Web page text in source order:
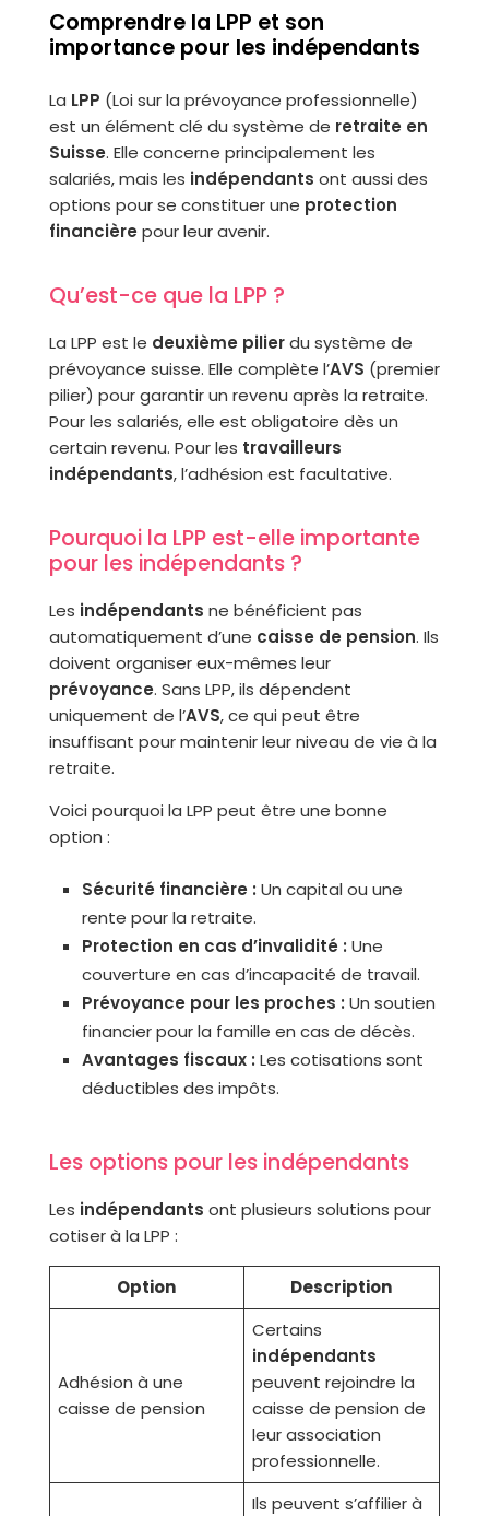
Comprendre la LPP et son
importance pour les indépendants
La LPP (Loi sur la prévoyance professionnelle)
est un élément clé du système de retraite en
Suisse. Elle concerne principalement les
salariés, mais les indépendants ont aussi des
options pour se constituer une protection
financière pour leur avenir.
Qu’est-ce que la LPP ?
La LPP est le deuxième pilierdu système de
prévoyance suisse. Elle complète l’AVS (premier
pilier) pour garantir un revenu après la retraite.
Pour les salariés, elle est obligatoire dès un
certain revenu. Pour les travailleurs
indépendants, l’adhésion est facultative.
Pourquoi la LPP est-elle importante
pour les indépendants ?
Les indépendants ne bénéficient pas
automatiquement d’une caisse de pension. Ils
doivent organiser eux-mêmes leur
prévoyance. Sans LPP, ils dépendent
uniquement de l’AVS, ce qui peut être
insuffisant pour maintenir leur niveau de vie à la
retraite.
Voici pourquoi la LPP peut être une bonne
option :
Sécurité financière : Un capital ou une
rente pour la retraite.
Protection en cas d’invalidité : Une
couverture en cas d’incapacité de travail.
Prévoyance pour les proches : Un soutien
financier pour la famille en cas de décès.
Avantages fiscaux : Les cotisations sont
déductibles des impôts.
Les options pour les indépendants
Les indépendants ont plusieurs solutions pour
cotiser à la LPP :
Option Description
Adhésion à une
caisse de pension
Certains
indépendants
peuvent rejoindre la
caisse de pension de
leur association
professionnelle.
Ils peuvent s’affilier à